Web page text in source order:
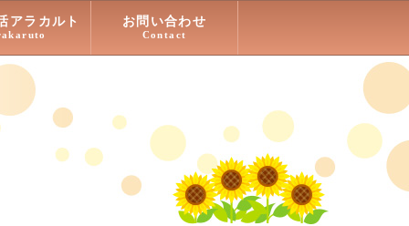
アラカルト お問い合わせ
Contact